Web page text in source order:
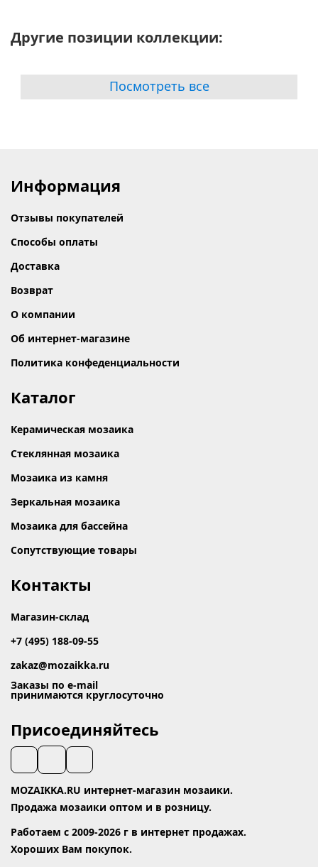
Другие позиции коллекции:
Посмотреть все
Информация
Отзывы покупателей
Способы оплаты
Доставка
Возврат
О компании
Об интернет-магазине
Политика конфеденциальности
Каталог
Керамическая мозаика
Стеклянная мозаика
Мозаика из камня
Зеркальная мозаика
Мозаика для бассейна
Сопутствующие товары
Контакты
Магазин-склад
+7 (495) 188-09-55
zakaz@mozaikka.ru
Заказы по e-mail
принимаются круглосуточно
Присоединяйтесь
MOZAIKKA.RU интернет-магазин мозаики.
Продажа мозаики оптом и в розницу.
Работаем с 2009-2026 г в интернет продажах.
Хороших Вам покупок.